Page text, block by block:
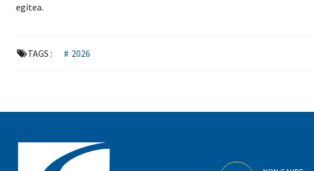
egitea.
TAGS : 2026